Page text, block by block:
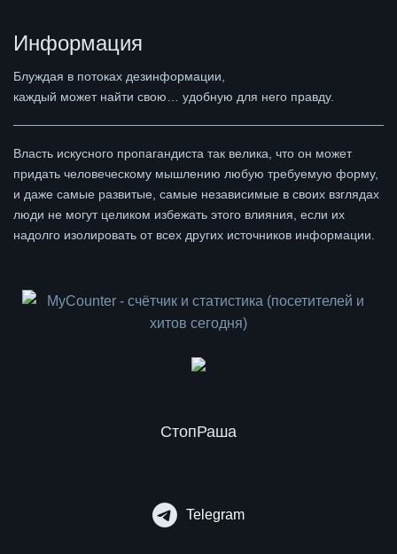
Информация
Блуждая в потоках дезинформации,
каждый может найти свою… удобную для него правду.
Власть искусного пропагандиста так велика, что он может
придать человеческому мышлению любую требуемую форму,
и даже самые развитые, самые независимые в своих взглядах
люди не могут целиком избежать этого влияния, если их
надолго изолировать от всех других источников информации.
СтопРаша
Telegram